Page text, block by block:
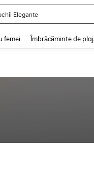
Elegante
femei Îmbrăcăminte de